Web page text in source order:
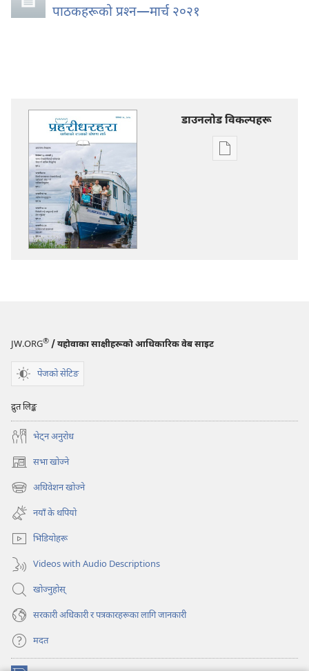
पाठकहरूको प्रश्‍न—मार्च २०२१
डाउनलोड विकल्पहरू
प्रकाशन
JW.ORG® / यहोवाका साक्षीहरूको आधिकारिक वेब साइट
पेजको सेटिङ
द्रुत लिङ्क
भेट्‌न अनुरोध
सभा खोज्ने
(ब्राउजरको
अर्को
ट्याबमा
नयाँ
पृष्ठ
खुल्नेछ)
अधिवेशन खोज्ने
(ब्राउजरको
अर्को
ट्याबमा
नयाँ
पृष्ठ
खुल्नेछ)
नयाँ के थपियो
भिडियोहरू
Videos with Audio Descriptions
खोज्नुहोस्‌
सरकारी अधिकारी र पत्रकारहरूका लागि जानकारी
मदत